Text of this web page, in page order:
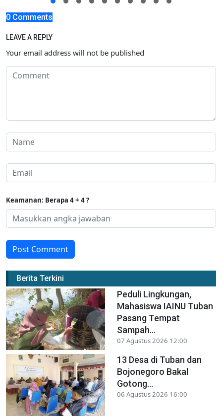
0 Comments
LEAVE A REPLY
Your email address will not be published
Keamanan: Berapa 4 + 4 ?
Post Comment
Berita Terkini
Peduli Lingkungan,
Mahasiswa IAINU Tuban
Pasang Tempat
Sampah...
07 Agustus 2026 12:00
13 Desa di Tuban dan
Bojonegoro Bakal
Gotong...
06 Agustus 2026 16:00